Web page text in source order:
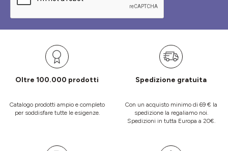
Oltre 100.000 prodotti
Catalogo prodotti ampio e completo
per soddisfare tutte le esigenze.
Spedizione gratuita
Con un acquisto minimo di 69 € la
spedizione la regaliamo noi.
Spedizioni in tutta Europa a 20€.